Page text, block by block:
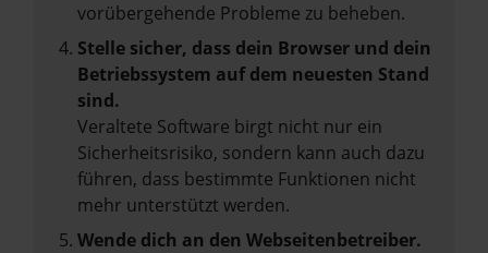
vorübergehende Probleme zu beheben.
Stelle sicher, dass dein Browser und dein
Betriebssystem auf dem neuesten Stand
sind.
Veraltete Software birgt nicht nur ein
Sicherheitsrisiko, sondern kann auch dazu
führen, dass bestimmte Funktionen nicht
mehr unterstützt werden.
Wende dich an den Webseitenbetreiber.